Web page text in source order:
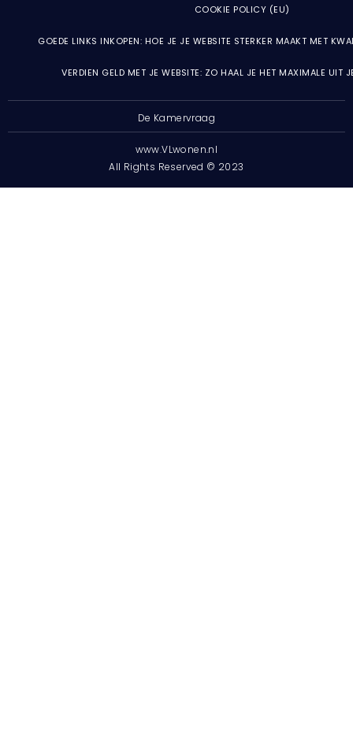
COOKIE POLICY (EU)
GOEDE LINKS INKOPEN: HOE JE JE WEBSITE STERKER MAAKT MET
VERDIEN GELD MET JE WEBSITE: ZO HAAL JE HET MAXIMALE UIT
De Kamervraag
www.VLwonen.nl
All Rights Reserved © 2023